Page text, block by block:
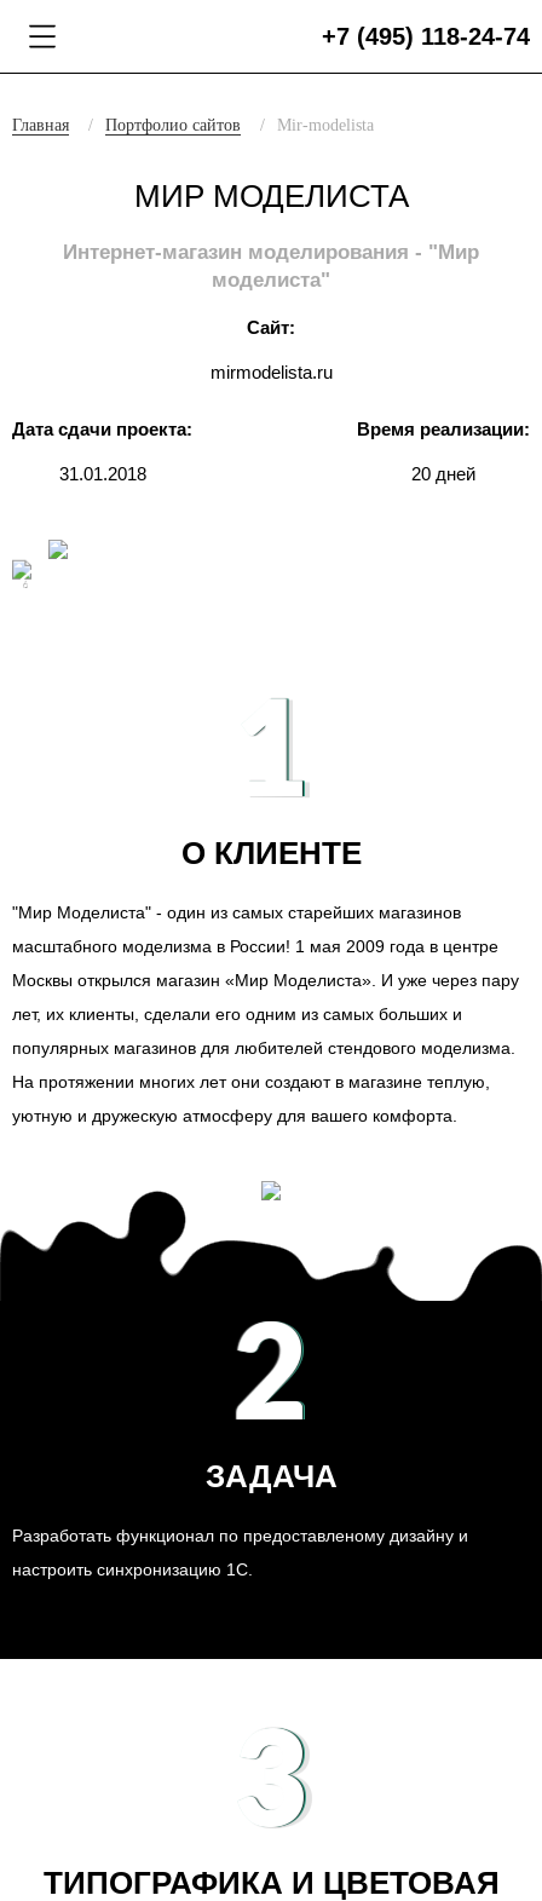
+7 (495) 118-24-74
Главная Портфолио сайтов Mir-modelista
МИР МОДЕЛИСТА
Интернет-магазин моделирования - "Мир
моделиста"
Сайт:
mirmodelista.ru
Дата сдачи проекта:
31.01.2018
Время реализации:
20 дней
1
О КЛИЕНТЕ
"Мир Моделиста" - один из самых старейших магазинов
масштабного моделизма в России! 1 мая 2009 года в центре
Москвы открылся магазин «Мир Моделиста». И уже через пару
лет, их клиенты, сделали его одним из самых больших и
популярных магазинов для любителей стендового моделизма.
На протяжении многих лет они создают в магазине теплую,
уютную и дружескую атмосферу для вашего комфорта.
2
ЗАДАЧА
Разработать функционал по предоставленому дизайну и
настроить синхронизацию 1С.
3
ТИПОГРАФИКА И ЦВЕТОВАЯ